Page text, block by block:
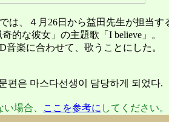
は、４月26日から益田先生が担当す
的な彼女」の主題歌「I believe」。
音楽に合わせて、歌うことにした。
편은 마스다선생이 담당하게 되었다.
場合、 ここを参考に してください。